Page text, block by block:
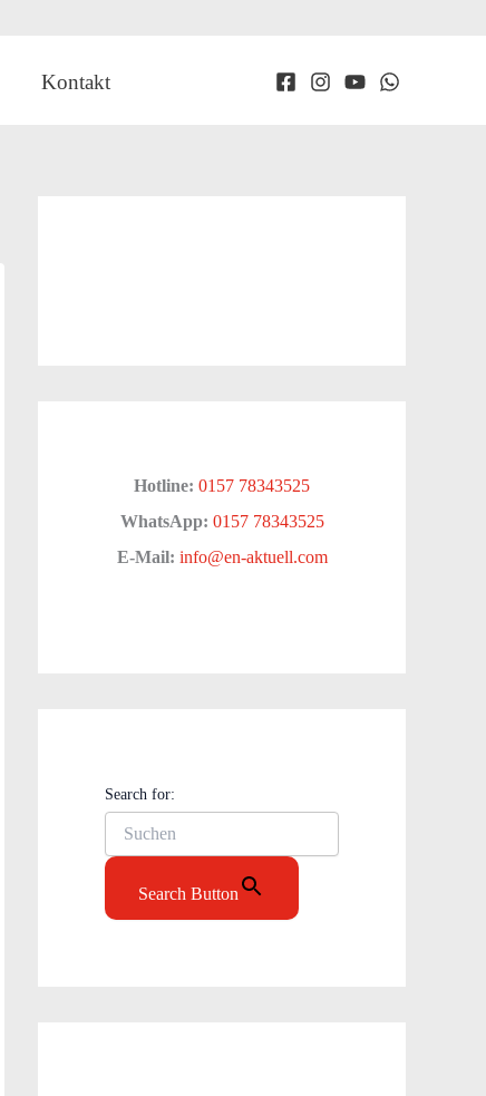
Kontakt
Hotline: 0157 78343525
WhatsApp: 0157 78343525
E-Mail: info@en-aktuell.com
Search for:
Search Button